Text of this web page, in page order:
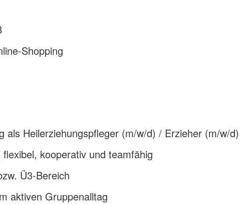
Shopping
als Heilerziehungspfleger (m/w/d) / Erzieher (m/w/d)
kooperativ und teamfähig
Ü3-Bereich
aktiven Gruppenalltag